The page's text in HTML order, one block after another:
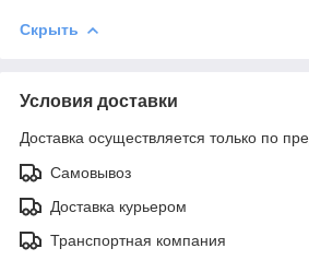
Скрыть
Условия доставки
Доставка осуществляется только по
Самовывоз
Доставка курьером
Транспортная компания